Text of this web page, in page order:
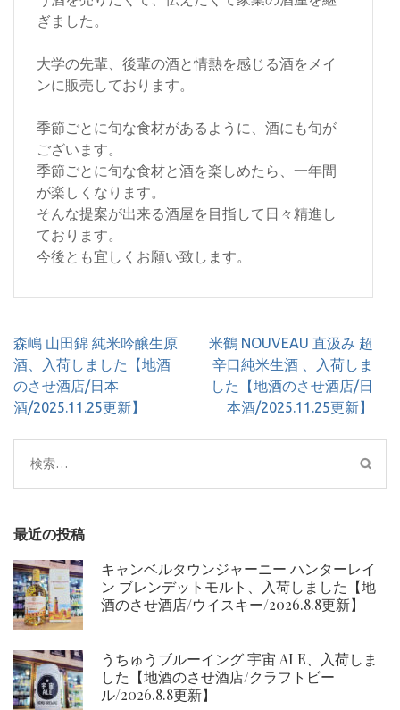
ぎました。
大学の先輩、後輩の酒と情熱を感じる酒をメイ
ンに販売しております。
季節ごとに旬な食材があるように、酒にも旬が
ございます。
季節ごとに旬な食材と酒を楽しめたら、一年間
が楽しくなります。
そんな提案が出来る酒屋を目指して日々精進し
ております。
今後とも宜しくお願い致します。
投
稿
ナ
ビ
シ
ョ
森嶋 山田錦 純米吟醸生原
酒、入荷しました【地酒
のさせ酒店/日本
酒/2025.11.25更新】
米鶴 NOUVEAU 直汲み 超
辛口純米生酒 、入荷しま
した【地酒のさせ酒店/日
本酒/2025.11.25更新】
検
索:
最近の投稿
キャンベルタウンジャーニー ハンターレイ
ン ブレンデットモルト、入荷しました【地
酒のさせ酒店/ウイスキー/2026.8.8更新】
うちゅうブルーイング 宇宙 ALE、入荷しま
した【地酒のさせ酒店/クラフトビー
ル/2026.8.8更新】